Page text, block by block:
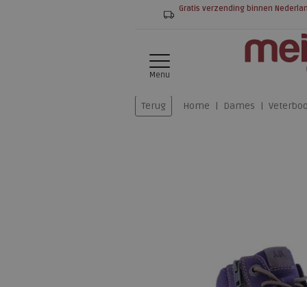
Gratis verzending binnen
Menu
Terug Home Dames